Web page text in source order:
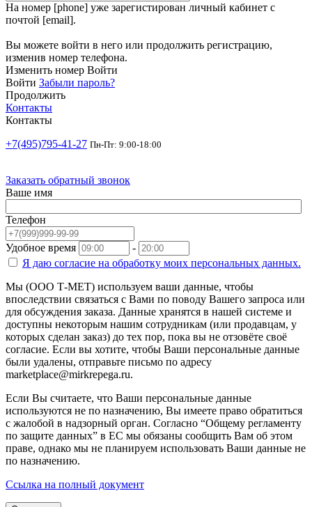
На номер [phone] уже зарегистирован личный кабинет с
почтой [email].
Вы можете войти в него или продолжить регистрацию,
изменив номер телефона.
Изменить номер Войти
Войти Забыли пароль?
Продолжить
Контакты
Контакты
+7(495)795-41-27 Пн-Пт: 9:00-18:00
Заказать обратный звонок
Ваше имя
Телефон
Удобное время
-
Я даю согласие на обработку моих персональных данных.
Мы (ООО Т-МЕТ) используем ваши данные, чтобы
впоследствии связаться с Вами по поводу Вашего запроса или
для обсуждения заказа. Данные хранятся в нашей системе и
доступны некоторым нашим сотрудникам (или продавцам, у
которых сделан заказ) до тех пор, пока вы не отзовёте своё
согласие. Если вы хотите, чтобы Ваши персональные данные
были удалены, отправьте письмо по адресу
marketplace@mirkrepega.ru.
Если Вы считаете, что Ваши персональные данные
используются не по назначению, Вы имеете право обратиться
с жалобой в надзорный орган. Согласно “Общему регламенту
по защите данных” в ЕС мы обязаны сообщить Вам об этом
праве, однако мы не планируем использовать Ваши данные не
по назначению.
Ссылка на полный документ